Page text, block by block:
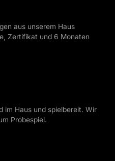
aus unserem Haus
Zertifikat und 6 Monaten
im Haus und spielbereit. Wir
Probespiel.